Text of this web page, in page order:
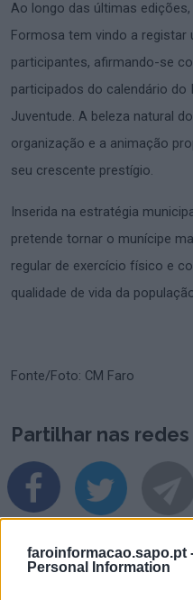
faroinformacao.sapo.pt
Personal Information
Ao longo das últimas edições,
Formosa tem vindo a registar
participantes, afirmando-se
participados do calendário
Juventude. A beleza natural
organização e a animação
seu crescente prestígio.
Inserida na estratégia
pretende tornar o munícipe
regular de exercício físico e
qualidade de vida da
Fonte/Foto: CM Faro
Partilhar nas